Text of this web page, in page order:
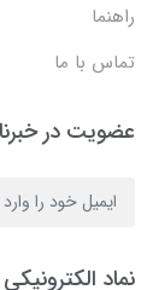
راهنما
تماس با ما
عضویت در
نماد الکترونیکی